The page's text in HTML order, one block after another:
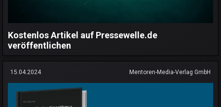
Kostenlos Artikel auf Pressewelle.de
veröffentlichen
15.04.2024 Mentoren-Media-Verlag GmbH